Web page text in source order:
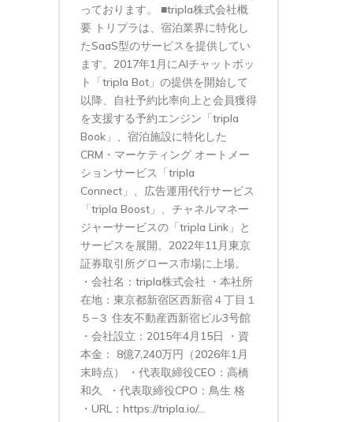
っております。 ■tripla株式会社概
要 トリプラは、宿泊業界に特化し
たSaaS型のサービスを提供してい
ます。2017年1月にAIチャットボッ
ト「tripla Bot」の提供を開始して
以降、自社予約比率向上と会員獲得
を支援する予約エンジン「tripla
Book」、宿泊施設に特化した
CRM・マーケティング オートメー
ションサービス「tripla
Connect」、広告運用代行サービス
「tripla Boost」、チャネルマネー
ジャーサービスの「tripla Link」と
サービスを展開。2022年11月東京
証券取引所グロース市場に上場。
・会社名：tripla株式会社 ・本社所
在地：東京都新宿区西新宿４丁目１
５−３ 住友不動産西新宿ビル3号館
・会社設立：2015年4月15日 ・資
本金： 8億7,240万円（2026年1月
末時点） ・代表取締役CEO：高橋
和久 ・代表取締役CPO：鳥生 格
・URL：https://tripla.io/...